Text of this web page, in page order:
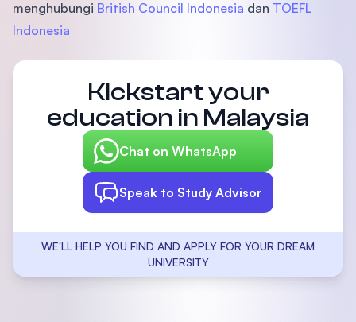
menghubungi British Council Indonesia dan TOEFL
Indonesia
Kickstart your
education in Malaysia
Chat on WhatsApp
Speak to Study Advisor
WE'LL HELP YOU FIND AND APPLY FOR YOUR DREAM
UNIVERSITY